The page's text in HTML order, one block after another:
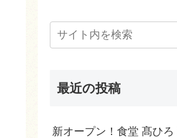
最近の投稿
新オープン！食堂 髙ひ